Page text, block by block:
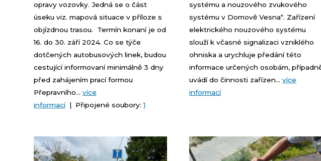
opravy vozovky. Jedná se o část
úseku viz. mapová situace v příloze s
objízdnou trasou. Termín konaní je od
16. do 30. září 2024. Co se týče
dotčených autobusových linek, budou
cestující informovaní minimálně 3 dny
před zahájením prací formou
Přepravního... více
informací| Připojené soubory:1
systému a nouzového zvukového
systému v Domově Vesna“. Zařízení
elektrického nouzového systému
slouží k včasné signalizaci vzniklého
ohniska a urychluje předání této
informace určených osobám,
uvádí do činnosti zařízen...více
informací